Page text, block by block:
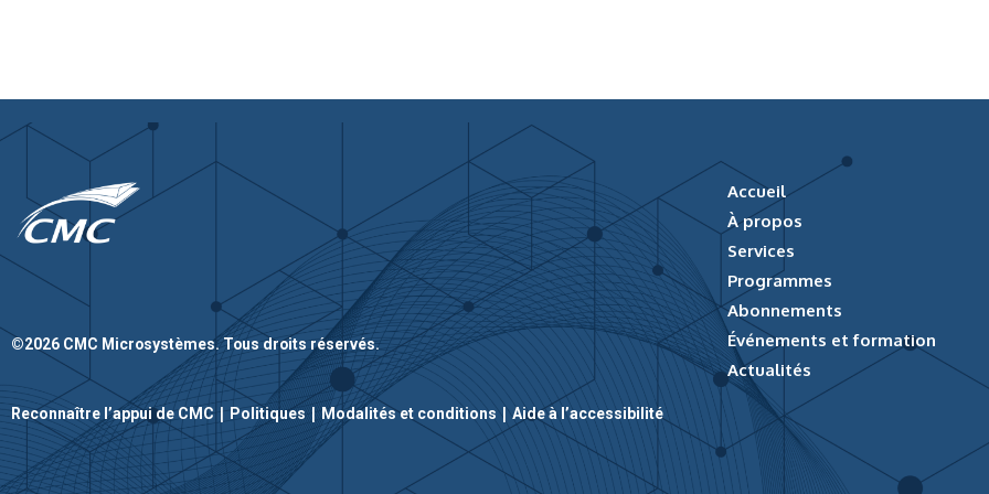
©2026 CMC Microsystèmes. Tous droits réservés.
Reconnaître l’appui de CMC | Politiques|Modalités et conditions | Aide à l’accessibilité
Accueil
À propos
Services
Programmes
Abonnements
Événements et formation
Actualités